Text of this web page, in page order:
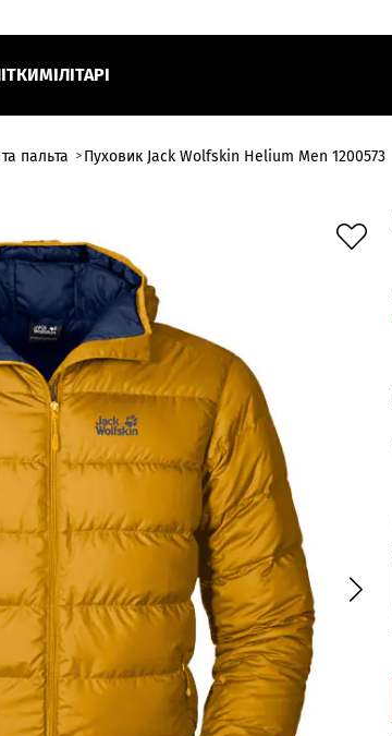
МІЛІТАРІ
пальта Пуховик Jack Wolfskin Helium Men 1200573